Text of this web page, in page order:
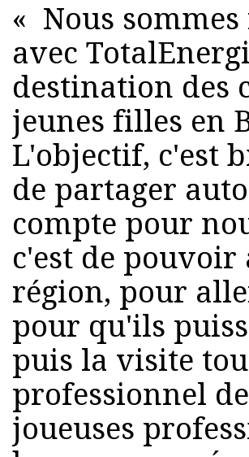
« Nous
avec
destination des
jeunes filles en
L'objectif, c'est
de partager
compte pour
c'est de
région, pour
pour qu'ils
puis la visite
professionnel
joueuses